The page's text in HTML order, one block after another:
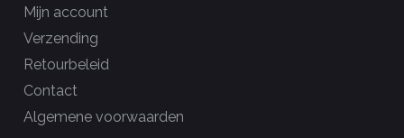
Mijn account
Verzending
Retourbeleid
Contact
Algemene voorwaarden